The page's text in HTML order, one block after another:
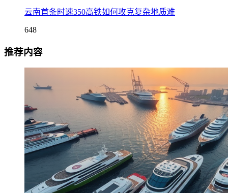
云南首条时速350高铁如何攻克复杂地质难
648
推荐内容